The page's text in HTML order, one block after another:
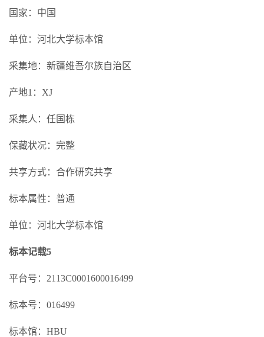
国家：中国
单位：河北大学标本馆
采集地：新疆维吾尔族自治区
产地1：XJ
采集人：任国栋
保藏状况：完整
共享方式：合作研究共享
标本属性：普通
单位：河北大学标本馆
标本记载5
平台号：2113C0001600016499
标本号：016499
标本馆：HBU